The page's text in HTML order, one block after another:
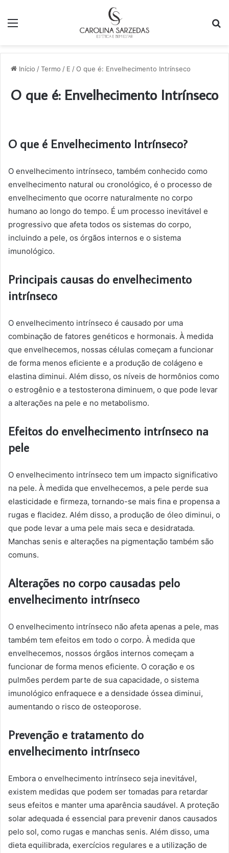
Início /Termo / E /O que é: Envelhecimento Intrínseco
O que é: Envelhecimento Intrínseco
O que é Envelhecimento Intrínseco?
O envelhecimento intrínseco, também conhecido como
envelhecimento natural ou cronológico, é o processo de
envelhecimento que ocorre naturalmente no corpo
humano ao longo do tempo. É um processo inevitável e
progressivo que afeta todos os sistemas do corpo,
incluindo a pele, os órgãos internos e o sistema
imunológico.
Principais causas do envelhecimento
intrínseco
O envelhecimento intrínseco é causado por uma
combinação de fatores genéticos e hormonais. À medida
que envelhecemos, nossas células começam a funcionar
de forma menos eficiente e a produção de colágeno e
elastina diminui. Além disso, os níveis de hormônios como
o estrogênio e a testosterona diminuem, o que pode levar
a alterações na pele e no metabolismo.
Efeitos do envelhecimento intrínseco na
pele
O envelhecimento intrínseco tem um impacto significativo
na pele. À medida que envelhecemos, a pele perde sua
elasticidade e firmeza, tornando-se mais fina e propensa a
rugas e flacidez. Além disso, a produção de óleo diminui, o
que pode levar a uma pele mais seca e desidratada.
Manchas senis e alterações na pigmentação também são
comuns.
Alterações no corpo causadas pelo
envelhecimento intrínseco
O envelhecimento intrínseco não afeta apenas a pele, mas
também tem efeitos em todo o corpo. À medida que
envelhecemos, nossos órgãos internos começam a
funcionar de forma menos eficiente. O coração e os
pulmões perdem parte de sua capacidade, o sistema
imunológico enfraquece e a densidade óssea diminui,
aumentando o risco de osteoporose.
Prevenção e tratamento do
envelhecimento intrínseco
Embora o envelhecimento intrínseco seja inevitável,
existem medidas que podem ser tomadas para retardar
seus efeitos e manter uma aparência saudável. A proteção
solar adequada é essencial para prevenir danos causados
pelo sol, como rugas e manchas senis. Além disso, uma
dieta equilibrada, exercícios regulares e a utilização de